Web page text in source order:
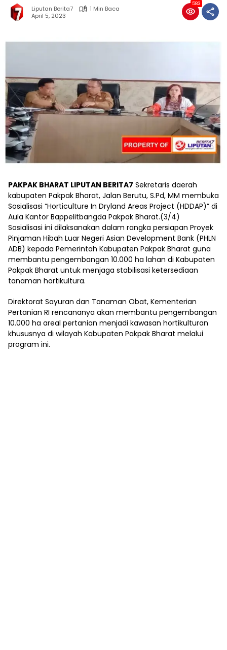
Liputan Berita7
1 Min Baca
April 5, 2023
583
PAKPAK BHARAT LIPUTAN BERITA7 Sekretaris daerah
kabupaten Pakpak Bharat, Jalan Berutu, S.Pd, MM membuka
Sosialisasi “Horticulture In Dryland Areas Project (HDDAP)” di
Aula Kantor Bappelitbangda Pakpak Bharat.(3/4)
Sosialisasi ini dilaksanakan dalam rangka persiapan Proyek
Pinjaman Hibah Luar Negeri Asian Development Bank (PHLN
ADB) kepada Pemerintah Kabupaten Pakpak Bharat guna
membantu pengembangan 10.000 ha lahan di Kabupaten
Pakpak Bharat untuk menjaga stabilisasi ketersediaan
tanaman hortikultura.
Direktorat Sayuran dan Tanaman Obat, Kementerian
Pertanian RI rencananya akan membantu pengembangan
10.000 ha areal pertanian menjadi kawasan hortikulturan
khususnya di wilayah Kabupaten Pakpak Bharat melalui
program ini.